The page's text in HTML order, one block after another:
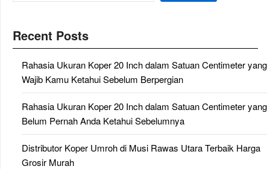
Recent Posts
Rahasia Ukuran Koper 20 Inch dalam Satuan Centimeter yang
Wajib Kamu Ketahui Sebelum Berpergian
Rahasia Ukuran Koper 20 Inch dalam Satuan Centimeter yang
Belum Pernah Anda Ketahui Sebelumnya
Distributor Koper Umroh di Musi Rawas Utara Terbaik Harga
Grosir Murah